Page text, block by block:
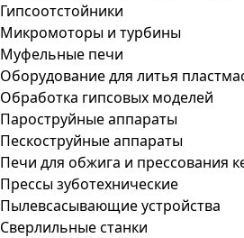
Гипсоотстойники
Микромоторы и турбины
Муфельные печи
Оборудование для литья
Обработка гипсовых моделей
Пароструйные аппараты
Пескоструйные аппараты
Печи для обжига и прессования
Прессы зуботехнические
Пылевсасывающие устройства
Сверлильные станки